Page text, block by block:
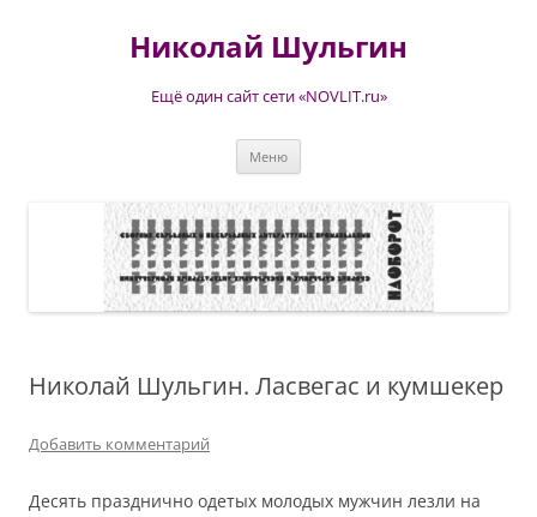
содержимомуНиколай Шульгин
Ещё один сайт сети «NOVLIT.ru»
Меню
Николай Шульгин. Ласвегас и кумшекер
Добавить комментарий
Десять празднично одетых молодых мужчин лезли на